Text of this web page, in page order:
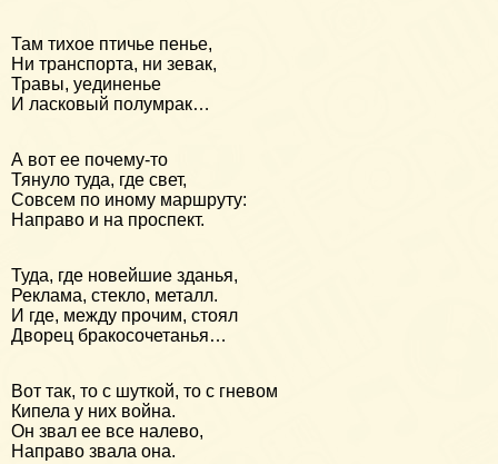
Там тихое птичье пенье,
Ни транспорта, ни зевак,
Травы, уединенье
И ласковый полумрак…
А вот ее почему-то
Тянуло туда, где свет,
Совсем по иному маршруту:
Направо и на проспект.
Туда, где новейшие зданья,
Реклама, стекло, металл.
И где, между прочим, стоял
Дворец бракосочетанья…
Вот так, то с шуткой, то с гневом
Кипела у них война.
Он звал ее все налево,
Направо звала она.